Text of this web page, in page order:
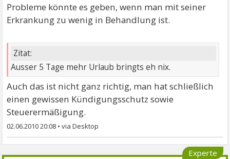
Probleme könnte es geben, wenn man mit seiner
Erkrankung zu wenig in Behandlung ist.
Zitat:
Ausser 5 Tage mehr Urlaub bringts eh nix.
Auch das ist nicht ganz richtig, man hat schließlich
einen gewissen Kündigungsschutz sowie
Steuerermäßigung.
02.06.2010 20:08 •
Experte